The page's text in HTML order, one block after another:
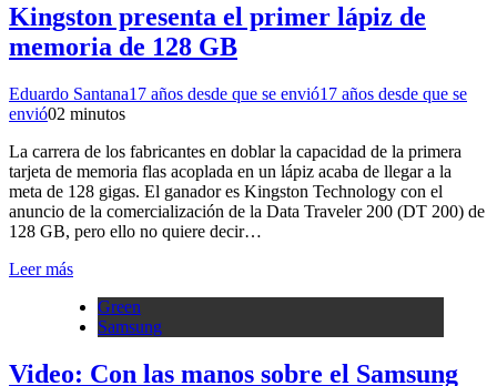
Kingston presenta el primer lápiz de
memoria de 128 GB
Eduardo Santana17 años desde que se envió17 años desde que se
envió02 minutos
La carrera de los fabricantes en doblar la capacidad de la primera
tarjeta de memoria flas acoplada en un lápiz acaba de llegar a la
meta de 128 gigas. El ganador es Kingston Technology con el
anuncio de la comercialización de la Data Traveler 200 (DT 200) de
128 GB, pero ello no quiere decir…
Leer más
Green
Samsung
Video: Con las manos sobre el Samsung